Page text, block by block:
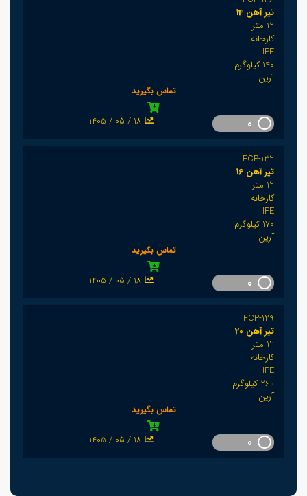
تیر آهن 14
12 متر
کارخانه
IPE
140 کیلوگرم
آرین
تماس بگیرید
1405 / 05 / 18
FCP-132
تیر آهن 16
12 متر
کارخانه
IPE
170 کیلوگرم
آرین
تماس بگیرید
1405 / 05 / 18
FCP-129
تیر آهن 20
12 متر
کارخانه
IPE
260 کیلوگرم
آرین
تماس بگیرید
1405 / 05 / 18